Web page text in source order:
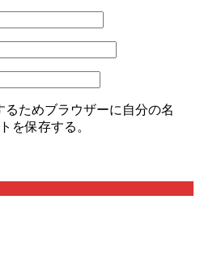
ためブラウザーに自分の名
を保存する。